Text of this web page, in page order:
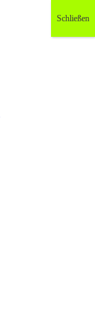
Schließen